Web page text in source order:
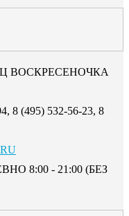
ВОСКРЕСЕНОЧКА
8 (495) 532-56-23, 8
8:00 - 21:00 (БЕЗ